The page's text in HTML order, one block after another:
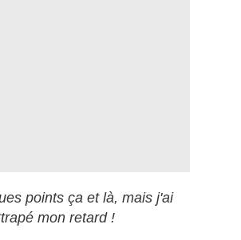
points ça et là, mais j'ai
mon retard !